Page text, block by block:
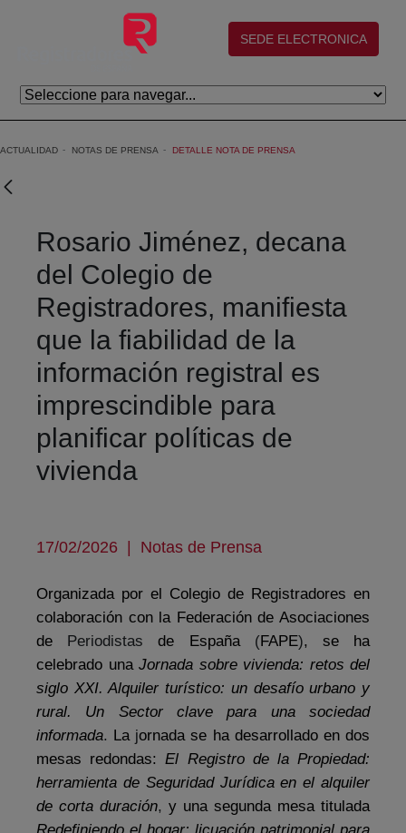
Saltar al contenido principal
(abre en nueva ventana)
SEDE ELECTRONICA
ACTUALIDAD NOTAS DE PRENSA DETALLE NOTA DE PRENSA
Rosario Jiménez, decana
del Colegio de
Registradores, manifiesta
que la fiabilidad de la
información registral es
imprescindible para
planificar políticas de
vivienda
17/02/2026 | Notas de Prensa
Organizada por el Colegio de Registradores en
colaboración con la Federación de Asociaciones
de Periodistas de España (FAPE), se ha
celebrado una Jornada sobre vivienda: retos del
siglo XXI. Alquiler turístico: un desafío urbano y
rural. Un Sector clave para una sociedad
informada. La jornada se ha desarrollado en dos
mesas redondas:El Registro de la Propiedad:
herramienta de Seguridad Jurídica en el alquiler
de corta duración, y una segunda mesa titulada
Redefiniendo el hogar: licuación patrimonial para